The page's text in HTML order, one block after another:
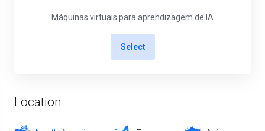
Máquinas virtuais para aprendizagem de IA
Select
Location